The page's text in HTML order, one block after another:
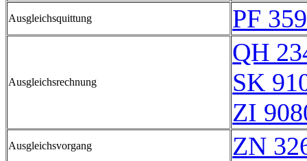
Ausgleichsquittung PF 359
Ausgleichsrechnung
QH
SK
ZI
Ausgleichsvorgang ZN